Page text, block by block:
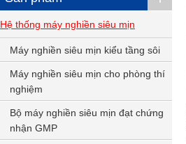
Hệ thống máy nghiền siêu mịn
Máy nghiền siêu mịn kiểu tầng sôi
Máy nghiền siêu mịn cho phòng thí
nghiệm
Bộ máy nghiền siêu mịn đạt chứng
nhận GMP